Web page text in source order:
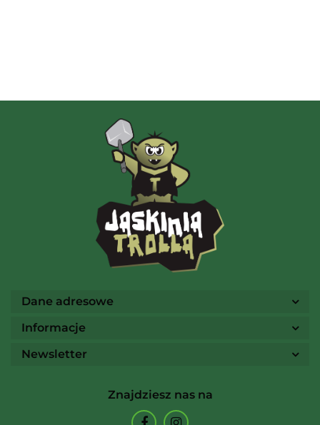
AMIGO Spiel
Ammo
Dane adresowe
Informacje
Newsletter
Znajdziesz nas na